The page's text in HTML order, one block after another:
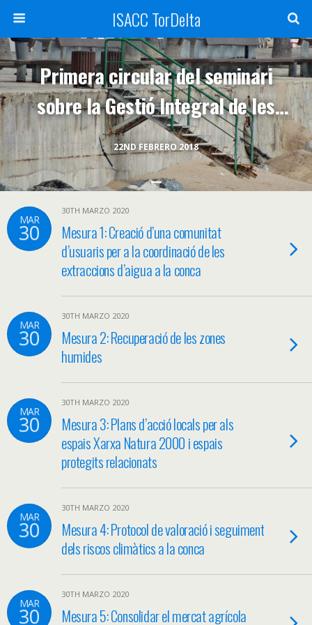
ISACC TorDelta
22ND FEBRERO 2018
Primera circular del seminari
sobre la Gestió Integral de les
Zones Costaneres
MAR
30
30TH MARZO 2020
Mesura 1: Creació d’una comunitat
d’usuaris per a la coordinació de les
extraccions d’aigua a la conca
MAR
30
30TH MARZO 2020
Mesura 2: Recuperació de les zones
humides
MAR
30
30TH MARZO 2020
Mesura 3: Plans d’acció locals per als
espais Xarxa Natura 2000 i espais
protegits relacionats
MAR
30
30TH MARZO 2020
Mesura 4: Protocol de valoració i seguiment
dels riscos climàtics a la conca
MAR
30
30TH MARZO 2020
Mesura 5: Consolidar el mercat agrícola